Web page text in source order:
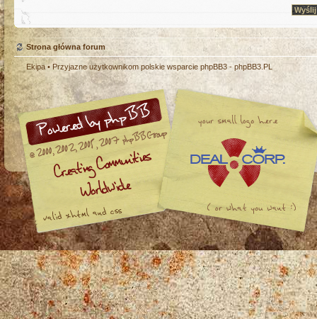
Strona główna forum
Ekipa• Przyjazne użytkownikom polskie wsparcie phpBB3 - phpBB3.PL